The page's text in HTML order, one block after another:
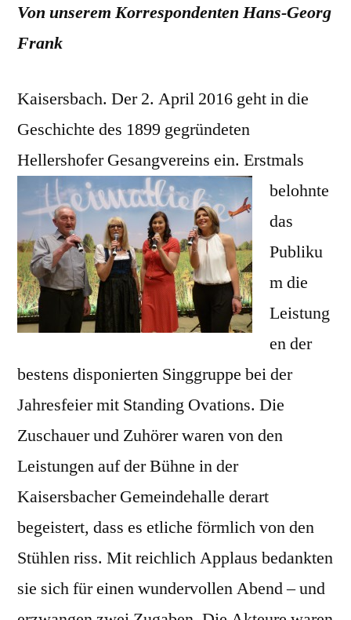
Von unserem Korrespondenten Hans-Georg
Frank
Kaisersbach. Der 2. April 2016 geht in die
Geschichte des 1899 gegründeten
Hellershofer Gesangvereins ein. Erstmals
belohnte
das
Publiku
m die
Leistung
en der
bestens disponierten Singgruppe bei der
Jahresfeier mit Standing Ovations. Die
Zuschauer und Zuhörer waren von den
Leistungen auf der Bühne in der
Kaisersbacher Gemeindehalle derart
begeistert, dass es etliche förmlich von den
Stühlen riss. Mit reichlich Applaus bedankten
sie sich für einen wundervollen Abend – und